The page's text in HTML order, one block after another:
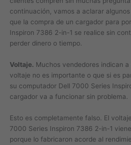
continuación, vamos a aclarar
que la compra de un cargador para
Inspiron 7386 2-in-1 se realice sin
perder dinero o tiempo.
Voltaje. Muchos vendedores indican
voltaje no es importante o que si es
su computador Dell 7000 Series
cargador va a funcionar sin problema.
Esto es completamente falso. El
7000 Series Inspiron 7386 2-in-1
porque lo fabricaron acorde al